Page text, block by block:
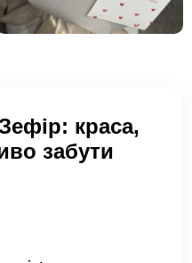
краса,
забути